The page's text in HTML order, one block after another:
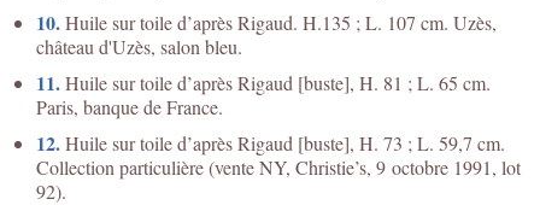
10.Huile sur toile d’après Rigaud. H.135 ; L. 107 cm. Uzès,
château d'Uzès, salon bleu.
11.Huile sur toile d’après Rigaud [buste], H. 81 ; L. 65 cm.
Paris, banque de France.
12.Huile sur toile d’après Rigaud [buste], H. 73 ; L. 59,7 cm.
Collection particulière (vente NY, Christie’s, 9 octobre 1991, lot
92).